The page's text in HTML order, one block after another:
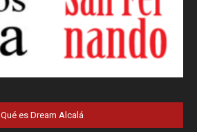
Qué es Dream Alcalá